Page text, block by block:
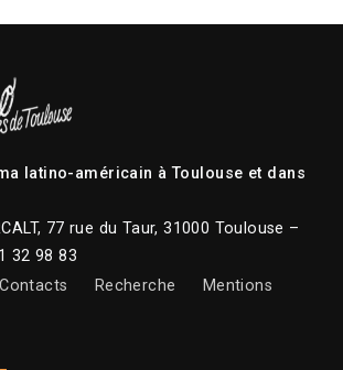
latino-américain à Toulouse et dans
77 rue du Taur, 31000 Toulouse –
32 98 83
Contacts Recherche
Mentions